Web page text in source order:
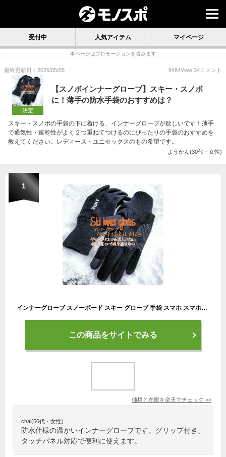
受付中 人気アイテム マイページ
本ページはプロモーションを含みます
最終更新日：2026/05/05 8484View 34コメント
決定
【スノボインナーグローブ】スキー・スノボ
に！薄手の防水手袋のおすすめは？
スキー・スノボの手袋の下に着ける、インナーグローブが欲しいです！薄手
で通気性・速乾性がよく２つ重ねてつけるのにぴったりの手袋のおすすめを
教えてください。レディース・ユニセックスのもの希望です。
ようかん(30代・女性)
1
インナーグローブ スノーボード スキー グローブ 手袋 スマホ スマホ対応 メンズ レディース タッチパネル対応 バイク スキーグローブ スキー手袋 スマートフォン対応 スマホ操作 スマホ対応 伸縮 防寒 防水
この商品をサイトでみる
価格と在庫を楽天でチェック >>
chai(50代・女性)
防水仕様の温かいインナーグローブです。グリップ付き、
タッチパネル対応で便利に使えます。